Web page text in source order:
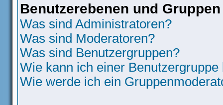
Benutzerebenen und Gruppen
Was sind Administratoren?
Was sind Moderatoren?
Was sind Benutzergruppen?
Wie kann ich einer Benutzergruppe
Wie werde ich ein